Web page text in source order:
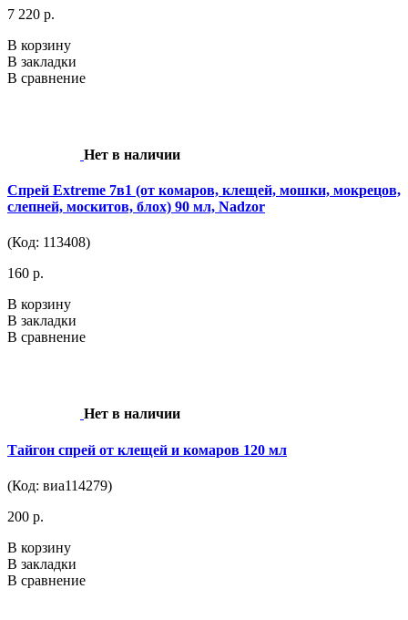
7 220 р.
В корзину
В закладки
В сравнение
Нет в наличии
Спрей Extreme 7в1 (от комаров, клещей, мошки, мокрецов,
слепней, москитов, блох) 90 мл, Nadzor
(Код: 113408)
160 р.
В корзину
В закладки
В сравнение
Нет в наличии
Тайгон спрей от клещей и комаров 120 мл
(Код: виа114279)
200 р.
В корзину
В закладки
В сравнение